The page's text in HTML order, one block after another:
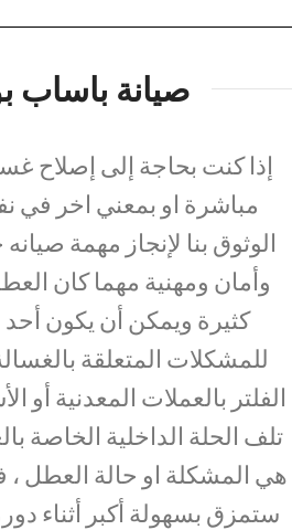
صيانة باساب
إذا كنت بحاجة إلى إصلاح
مباشرة او بمعني اخر في
الوثوق بنا لإنجاز مهمة
وأمان ومهنية مهما كان
كثيرة ويمكن أن يكون أحد
للمشكلات المتعلقة
الفلتر بالعملات المعدنية أو
تلف الحلة الداخلية الخاصة
هي المشكلة او حالة العطل
ستمزق بسهولة أكبر أثناء